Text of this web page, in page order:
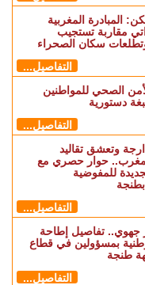
المبادرة المغربية
مقاربة تستجيب
سكان الصحراء
التفاصيل...
الصحي للمواطنين
دستورية
التفاصيل...
وتعشق تقاليد
حوار حصري مع
للمفوضية
بطنجة
التفاصيل...
جهوي.. تفاصيل إطاحة
بمسؤولين في قطاع
طنجة
التفاصيل...